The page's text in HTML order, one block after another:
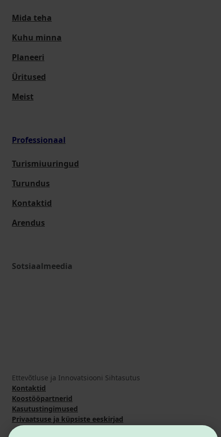
Mida teha
Kuhu minna
Planeeri
Üritused
Meist
Professionaal
Turismiuuringud
Turundus
Kontaktid
Arendus
Sotsiaalmeedia
Ettevõtluse ja Innovatsiooni Sihtasutus
Kontaktid
Koostööpartnerid
Kasutustingimused
Privaatsuse ja küpsiste eeskirjad